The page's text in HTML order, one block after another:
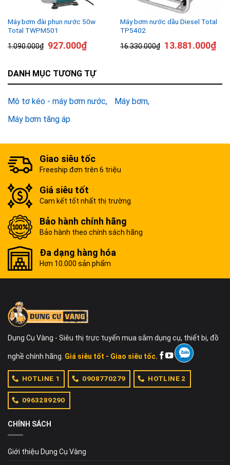
Máy bơm đài phun nước 50w
Total TWPM501
1.090.000₫ 927.000₫
Máy bơm nước dầu Diesel Total
TP5402
16.330.000₫ 13.881.000₫
DANH MỤC TƯƠNG TỰ
Mô tơ kéo - máy bơm nước
Máy bơm
Máy bơm tăng áp
Giao siêu tốc
Freeship đơn trên 6 triệu
Giá siêu tốt
Cam kết tốt nhất thị trường
Bảo hành chính hãng
Bảo hành theo chính sách hãng
Đa dạng hàng hóa
Hơn 10.000 sản phẩm
Dụng Cụ Vàng - Siêu thị trực tuyến mua sắm dụng cụ, thiết bị, đồ
nghề chính hãng. Giá siêu tốt - Giao siêu tốc.
HOTLINE 1 0908770279 HOTLINE 2
0963289290
CHÍNH SÁCH
Giới thiệu Dụng Cụ Vàng